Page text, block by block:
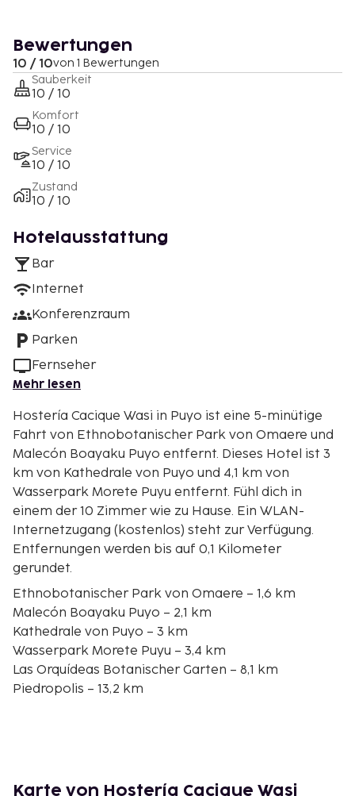
Bewertungen
10 / 10von 1 Bewertungen
Sauberkeit
10 / 10
Komfort
10 / 10
Service
10 / 10
Zustand
10 / 10
Hotelausstattung
Bar
Internet
Konferenzraum
Parken
Fernseher
Mehr lesen
Hostería Cacique Wasi in Puyo ist eine 5-minütige
Fahrt von Ethnobotanischer Park von Omaere und
Malecón Boayaku Puyo entfernt. Dieses Hotel ist 3
km von Kathedrale von Puyo und 4,1 km von
Wasserpark Morete Puyu entfernt. Fühl dich in
einem der 10 Zimmer wie zu Hause. Ein WLAN-
Internetzugang (kostenlos) steht zur Verfügung.
Entfernungen werden bis auf 0,1 Kilometer
gerundet.
Ethnobotanischer Park von Omaere – 1,6 km
Malecón Boayaku Puyo – 2,1 km
Kathedrale von Puyo – 3 km
Wasserpark Morete Puyu – 3,4 km
Las Orquídeas Botanischer Garten – 8,1 km
Piedropolis – 13,2 km
Wasserfall Pailón del Diablo – 44,9 km
Karte von Hostería Cacique Wasi